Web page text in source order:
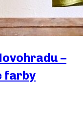
–
farby